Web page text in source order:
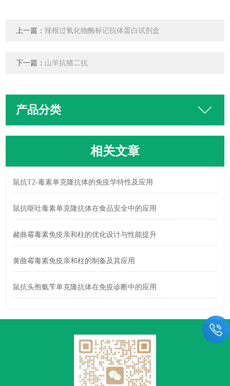
上一篇：辣根过氧化物酶标记抗体蛋白试剂盒
下一篇： 山羊抗猪二抗
产品分类
相关文章
鼠抗T2-毒素单克隆抗体的免疫学特性及应用
鼠抗呕吐毒素单克隆抗体在食品安全中的应用
赭曲霉毒素免疫亲和柱的优化设计与性能提升
黄曲霉毒素免疫亲和柱的制备及其应用
鼠抗头孢氨苄单克隆抗体在免疫诊断中的应用